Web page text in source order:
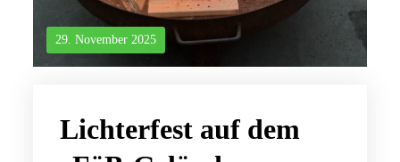
29. November 2025
Lichterfest auf dem